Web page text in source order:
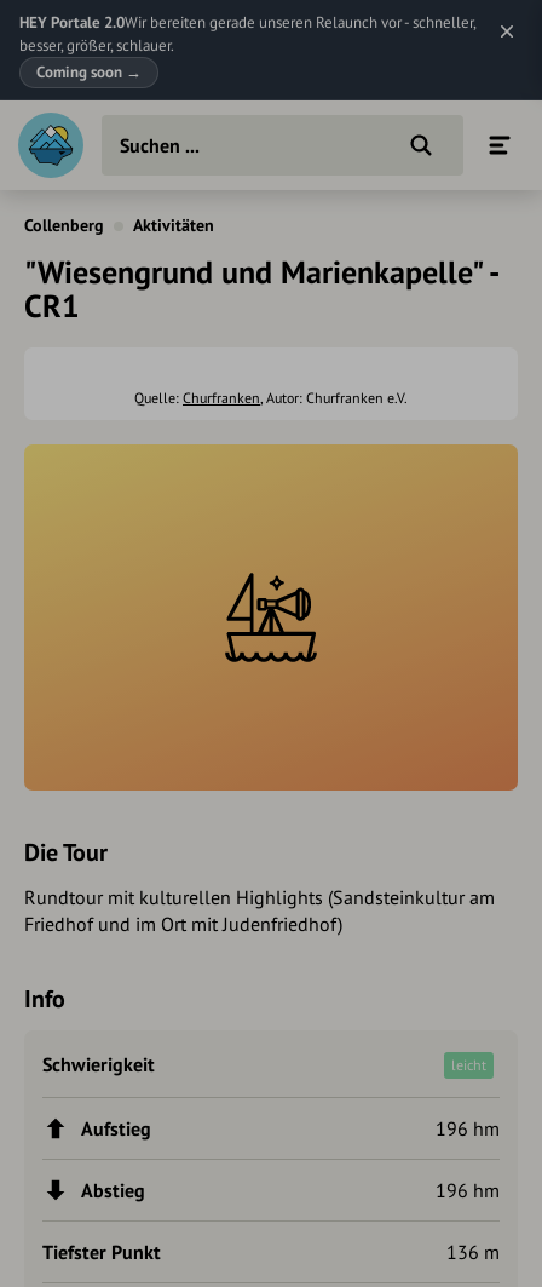
HEY Portale 2.0Wir bereiten gerade unseren Relaunch vor - schneller,
besser, größer, schlauer.
Coming soon →
Collenberg Aktivitäten
"Wiesengrund und Marienkapelle" -
CR1
Quelle: Churfranken, Autor: Churfranken e.V.
Die Tour
Rundtour mit kulturellen Highlights (Sandsteinkultur am
Friedhof und im Ort mit Judenfriedhof)
Info
Schwierigkeit leicht
Aufstieg 196 hm
Abstieg 196 hm
Tiefster Punkt 136 m